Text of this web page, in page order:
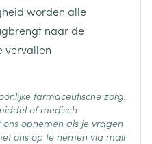
(15°C - 25°C)
worden alle
naar de
vervallen
farmaceutische zorg.
of medisch
opnemen als je vragen
ons op te nemen via mail